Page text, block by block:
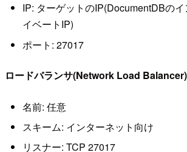
IP: ターゲットのIP(DocumentDBの
イベートIP)
ポート: 27017
ロードバランサ(Network Load
名前: 任意
スキーム: インターネット向け
リスナー: TCP 27017